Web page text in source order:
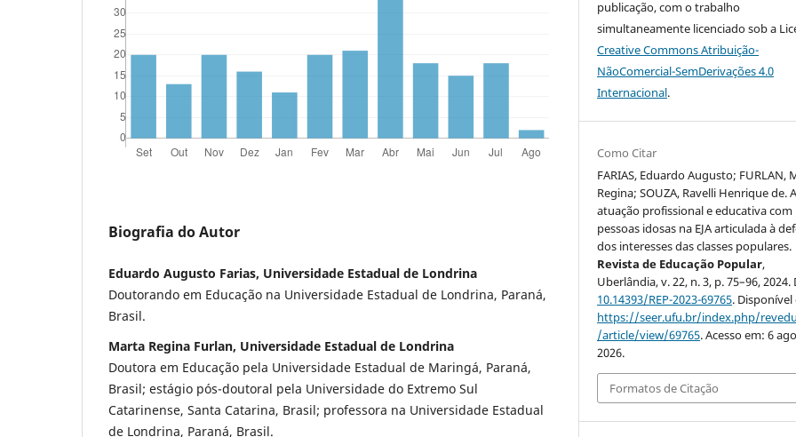
Biografia do Autor
Eduardo Augusto Farias, Universidade Estadual de Londrina
Doutorando em Educação na Universidade Estadual de Londrina, Paraná,
Brasil.
Marta Regina Furlan, Universidade Estadual de Londrina
Doutora em Educação pela Universidade Estadual de Maringá, Paraná,
Brasil; estágio pós-doutoral pela Universidade do Extremo Sul
Catarinense, Santa Catarina, Brasil; professora na Universidade Estadual
de Londrina, Paraná, Brasil.
publicação, com o trabalho
simultaneamente licenciado sob a
Creative Commons Atribuição-
NãoComercial-SemDerivações 4.0
Internacional.
Como Citar
FARIAS, Eduardo Augusto; FURLAN,
Regina; SOUZA, Ravelli Henrique de.
atuação profissional e educativa com
pessoas idosas na EJA articulada à
dos interesses das classes populares.
Revista de Educação Popular,
Uberlândia, v. 22, n. 3, p. 75–96, 2024.
10.14393/REP-2023-69765. Disponível
https://seer.ufu.br/index.php/
/article/view/69765. Acesso em: 6
2026.
Formatos de Citação